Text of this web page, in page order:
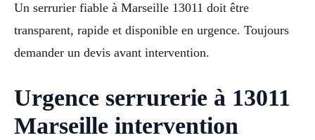
Un serrurier fiable à Marseille 13011 doit être
transparent, rapide et disponible en urgence. Toujours
demander un devis avant intervention.
Urgence serrurerie à 13011
Marseille intervention